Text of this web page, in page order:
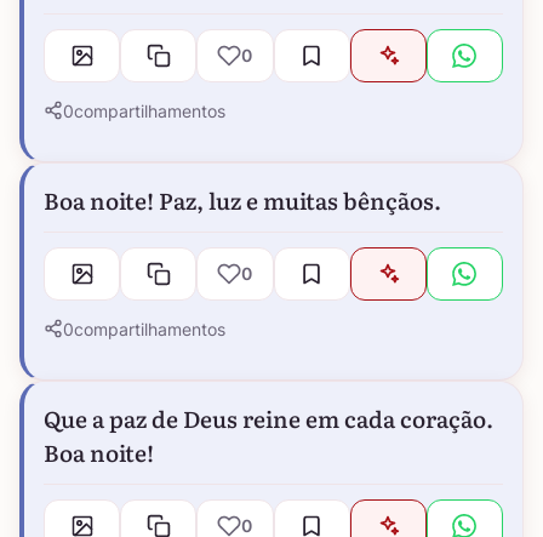
0
0compartilhamentos
Boa noite! Paz, luz e muitas bênçãos.
0
0compartilhamentos
Que a paz de Deus reine em cada coração.
Boa noite!
0